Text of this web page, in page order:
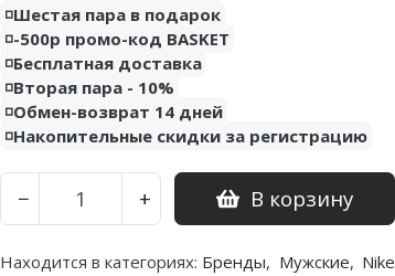
◽️Шестая пара в подарок
◽️-500р промо-код BASKET
◽️Бесплатная доставка
◽️Вторая пара - 10%
◽️Обмен-возврат 14 дней
◽️Накопительные скидки за регистрацию
− + В корзину
Находится в категориях: Бренды, Мужские, Nike